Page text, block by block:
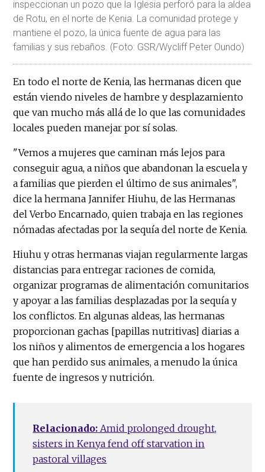
inspeccionan un pozo que la Iglesia perforó para la aldea
de Rotu, en el norte de Kenia. La comunidad protege y
mantiene el pozo, la única fuente de agua para las
familias y sus rebaños. (Foto: GSR/Wycliff Peter Oundo)
En todo el norte de Kenia, las hermanas dicen que
están viendo niveles de hambre y desplazamiento
que van mucho más allá de lo que las comunidades
locales pueden manejar por sí solas.
"Vemos a mujeres que caminan más lejos para
conseguir agua, a niños que abandonan la escuela y
a familias que pierden el último de sus animales",
dice la hermana Jannifer Hiuhu, de las Hermanas
del Verbo Encarnado, quien trabaja en las regiones
nómadas afectadas por la sequía del norte de Kenia.
Hiuhu y otras hermanas viajan regularmente largas
distancias para entregar raciones de comida,
organizar programas de alimentación comunitarios
y apoyar a las familias desplazadas por la sequía y
los conflictos. En algunas aldeas, las hermanas
proporcionan gachas [papillas nutritivas] diarias a
los niños y alimentos de emergencia a los hogares
que han perdido sus animales, a menudo la única
fuente de ingresos y nutrición.
Relacionado: Amid prolonged drought,
sisters in Kenya fend off starvation in
pastoral villages